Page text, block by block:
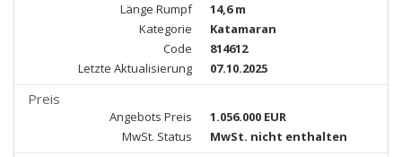
Länge Rumpf
14,6 m
Kategorie
Katamaran
Code
814612
Letzte Aktualisierung
07.10.2025
Preis
Angebots Preis
1.056.000 EUR
MwSt. Status
MwSt. nicht enthalten